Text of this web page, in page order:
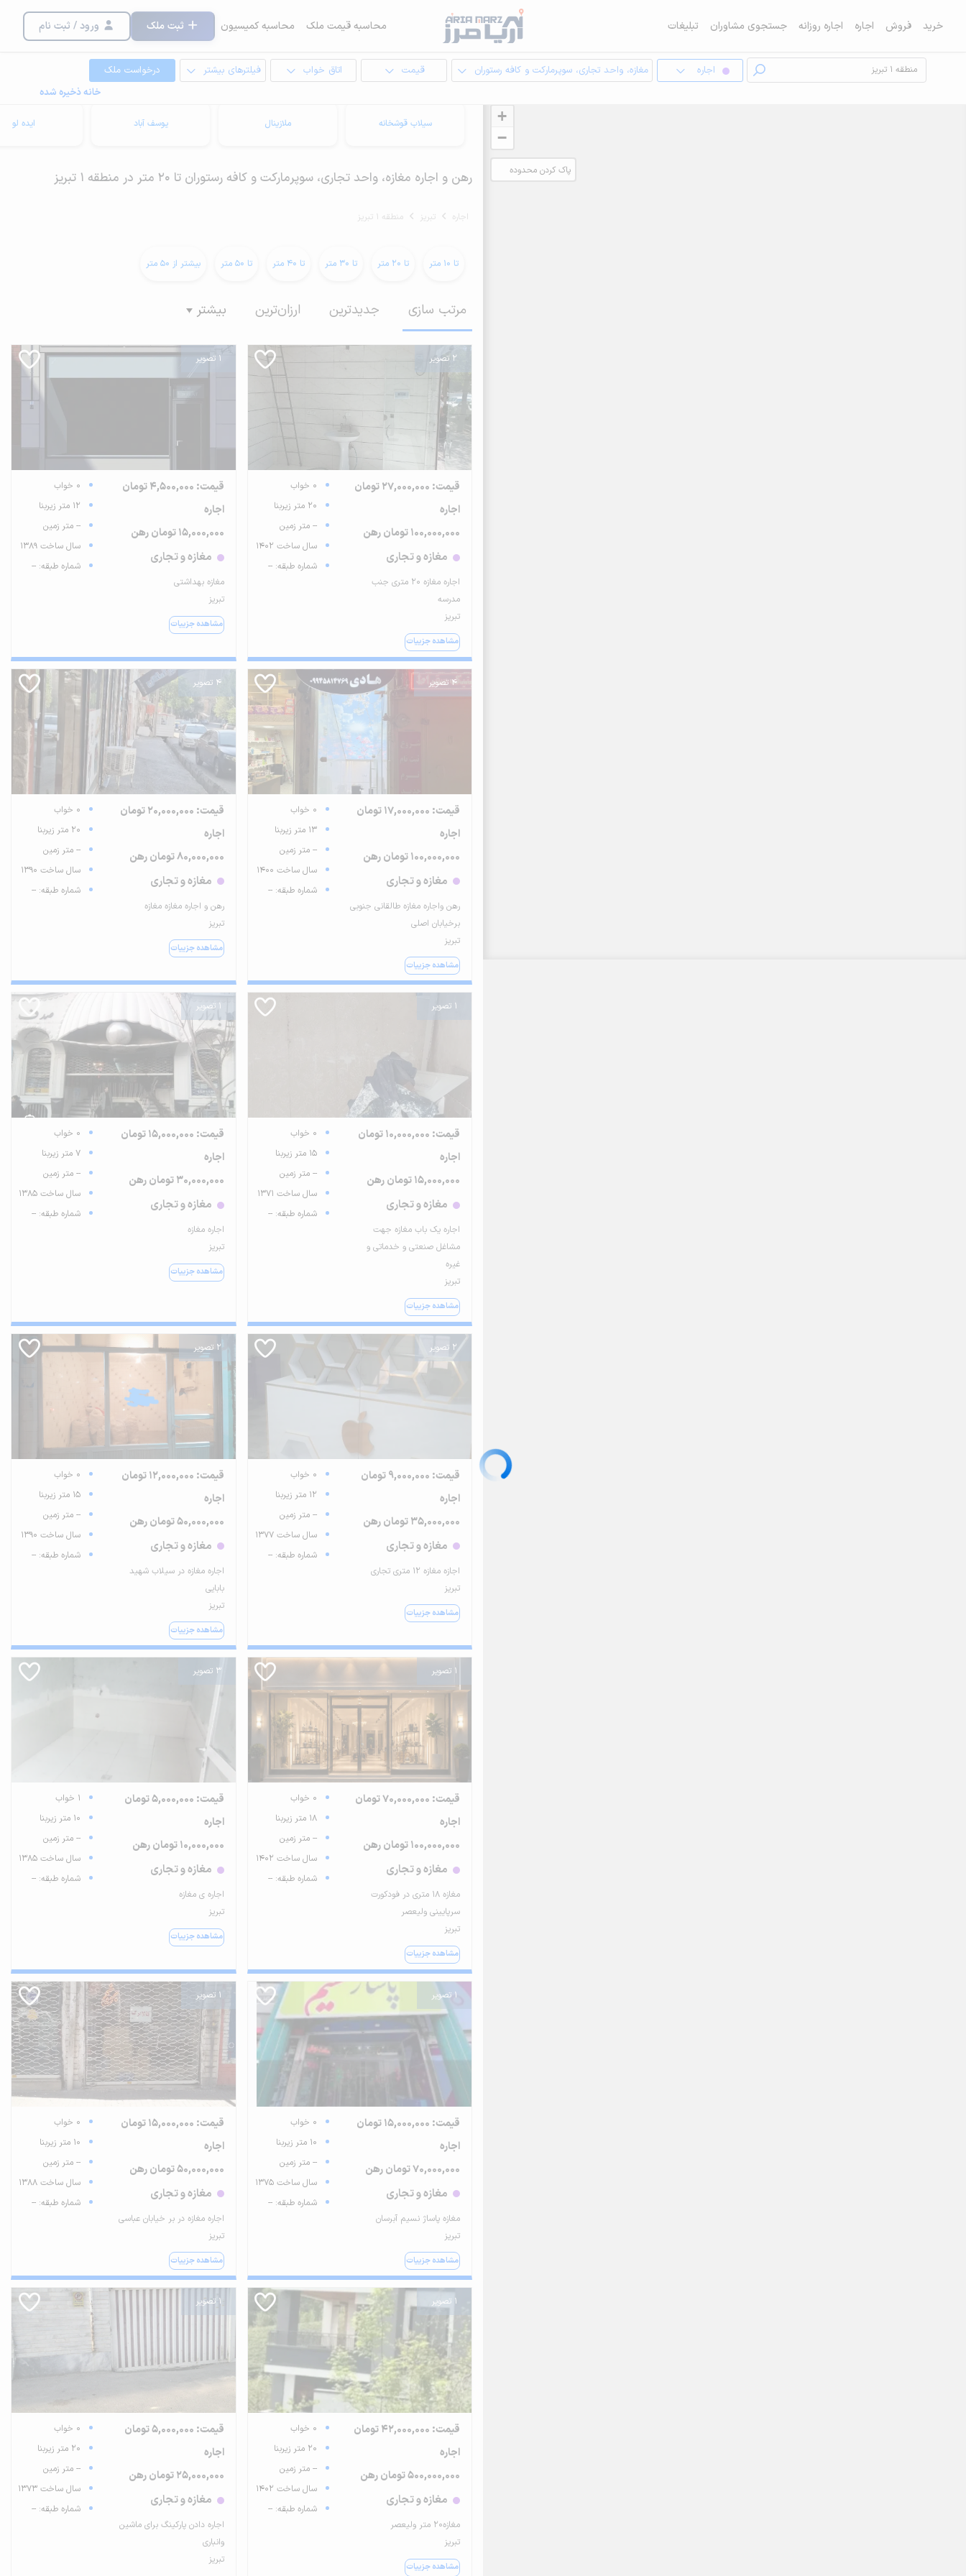
خرید فروش اجاره اجاره روزانه جستجوی مشاوران تبلیغات محاسبه قیمت ملک محاسبه کمیسیون ثبت ملک ورود / ثبت نام
اجاره مغازه، واحد تجاری، سوپرمارکت و کافه رستوران قیمت اتاق خواب فیلترهای بیشتر
درخواست ملک
خانه ذخیره شده
+
−
پاک کردن محدوده
سیلاب قوشخانه ملازینال یوسف آباد ایده لو
رهن و اجاره مغازه، واحد تجاری، سوپرمارکت و کافه رستوران تا 20 متر در منطقه 1 تبریز
اجاره تبریز منطقه 1 تبریز
تا 10 متر تا 20 متر تا 30 متر تا 40 متر تا 50 متر بیشتر از 50 متر
مرتب سازی جدیدترین ارزان‌ترین بیشتر
2 تصویر
قیمت: 27,000,000 تومان
اجاره
100,000,000 تومان رهن
مغازه و تجاری
اجاره مغازه ۲۰ متری جنب
مدرسه
تبریز
مشاهده جزییات
0 خواب
20 متر زیربنا
-- متر زمین
سال ساخت 1402
شماره طبقه: --
1 تصویر
قیمت: 4,500,000 تومان
اجاره
15,000,000 تومان رهن
مغازه و تجاری
مغازه بهداشتی
تبریز
مشاهده جزییات
0 خواب
12 متر زیربنا
-- متر زمین
سال ساخت 1389
شماره طبقه: --
4 تصویر
قیمت: 17,000,000 تومان
اجاره
100,000,000 تومان رهن
مغازه و تجاری
رهن و‌اجاره مغازه طالقانی جنوبی
برخیابان اصلی
تبریز
مشاهده جزییات
0 خواب
13 متر زیربنا
-- متر زمین
سال ساخت 1400
شماره طبقه: --
4 تصویر
قیمت: 20,000,000 تومان
اجاره
80,000,000 تومان رهن
مغازه و تجاری
رهن و اجاره مغازه مغازه
تبریز
مشاهده جزییات
0 خواب
20 متر زیربنا
-- متر زمین
سال ساخت 1390
شماره طبقه: --
1 تصویر
قیمت: 10,000,000 تومان
اجاره
15,000,000 تومان رهن
مغازه و تجاری
اجاره یک باب مغازه جهت
مشاغل صنعتی و خدماتی و
غیره
تبریز
مشاهده جزییات
0 خواب
15 متر زیربنا
-- متر زمین
سال ساخت 1371
شماره طبقه: --
1 تصویر
قیمت: 15,000,000 تومان
اجاره
30,000,000 تومان رهن
مغازه و تجاری
اجاره مغازه
تبریز
مشاهده جزییات
0 خواب
7 متر زیربنا
-- متر زمین
سال ساخت 1385
شماره طبقه: --
2 تصویر
قیمت: 9,000,000 تومان
اجاره
35,000,000 تومان رهن
مغازه و تجاری
اجازه مغازه ۱۲ متری تجاری
تبریز
مشاهده جزییات
0 خواب
12 متر زیربنا
-- متر زمین
سال ساخت 1377
شماره طبقه: --
2 تصویر
قیمت: 12,000,000 تومان
اجاره
50,000,000 تومان رهن
مغازه و تجاری
اجاره مغازه در سیلاب شهید
بابایی
تبریز
مشاهده جزییات
0 خواب
15 متر زیربنا
-- متر زمین
سال ساخت 1390
شماره طبقه: --
1 تصویر
قیمت: 70,000,000 تومان
اجاره
100,000,000 تومان رهن
مغازه و تجاری
مغازه ۱۸ متری در فودکورت
سرپایینی ولیعصر
تبریز
مشاهده جزییات
0 خواب
18 متر زیربنا
-- متر زمین
سال ساخت 1402
شماره طبقه: --
3 تصویر
قیمت: 5,000,000 تومان
اجاره
10,000,000 تومان رهن
مغازه و تجاری
اجاره ی مغازه
تبریز
مشاهده جزییات
1 خواب
10 متر زیربنا
-- متر زمین
سال ساخت 1385
شماره طبقه: --
1 تصویر
قیمت: 15,000,000 تومان
اجاره
70,000,000 تومان رهن
مغازه و تجاری
مغازه پاساژ نسیم آبرسان
تبریز
مشاهده جزییات
0 خواب
10 متر زیربنا
-- متر زمین
سال ساخت 1375
شماره طبقه: --
1 تصویر
قیمت: 15,000,000 تومان
اجاره
50,000,000 تومان رهن
مغازه و تجاری
اجاره مغازه در بر خیابان عباسی
تبریز
مشاهده جزییات
0 خواب
10 متر زیربنا
-- متر زمین
سال ساخت 1388
شماره طبقه: --
1 تصویر
قیمت: 42,000,000 تومان
اجاره
500,000,000 تومان رهن
مغازه و تجاری
مغازه۲۰ متر ولیعصر
تبریز
مشاهده جزییات
0 خواب
20 متر زیربنا
-- متر زمین
سال ساخت 1402
شماره طبقه: --
1 تصویر
قیمت: 5,000,000 تومان
اجاره
25,000,000 تومان رهن
مغازه و تجاری
اجاره دادن پارکینگ برای ماشین
وانباری
تبریز
0 خواب
20 متر زیربنا
-- متر زمین
سال ساخت 1373
شماره طبقه: --